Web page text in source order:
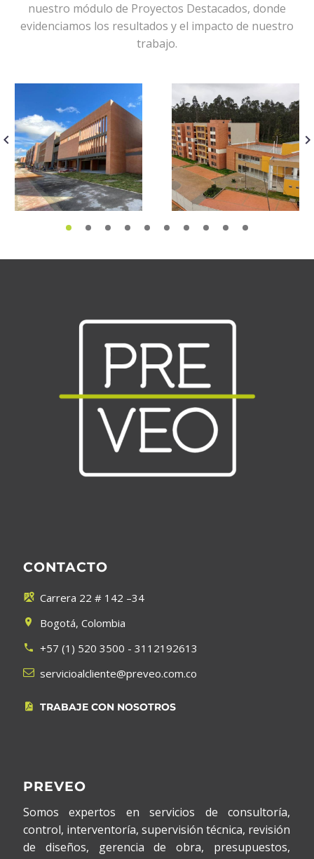
nuestro módulo de Proyectos Destacados, donde
evidenciamos los resultados y el impacto de nuestro
trabajo.
CONTACTO

 Carrera 22 # 142 –34

 Bogotá, Colombia

 +57 (1) 520 3500 - 3112192613

 servicioalcliente@preveo.com.co

 TRABAJE CON NOSOTROS
PREVEO
Somos expertos en servicios de consultoría,
control, interventoría, supervisión técnica, revisión
de diseños, gerencia de obra, presupuestos,